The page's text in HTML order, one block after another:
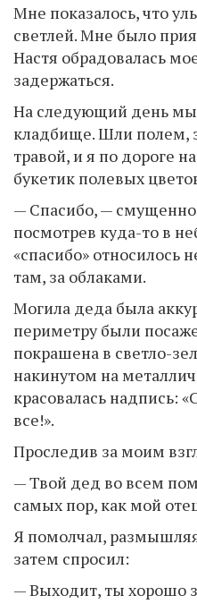
Мне показалось, что
светлей. Мне было
Настя обрадовалась
задержаться.
На следующий день
кладбище. Шли полем,
травой, и я по дороге
букетик полевых
— Спасибо, —
посмотрев куда-то в
«спасибо» относилось
там, за облаками.
Могила деда была
периметру были
покрашена в светло-
накинутом на
красовалась надпись:
все!».
Проследив за моим
— Твой дед во всем
самых пор, как мой
Я помолчал,
затем спросил:
— Выходит, ты хорошо